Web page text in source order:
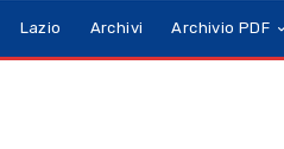
Lazio Archivi Archivio PDF